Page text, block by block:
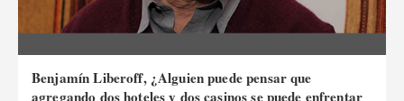
Benjamín Liberoff, ¿Alguien puede pensar que
agregando dos hoteles y dos casinos se puede enfrentar